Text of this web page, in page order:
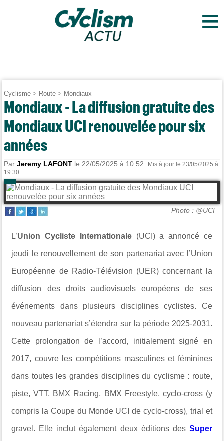
≡
Cyclisme > Route > Mondiaux
Mondiaux - La diffusion gratuite des
Mondiaux UCI renouvelée pour six
années
ParJeremy LAFONT le 22/05/2025 à 10:52.
Mis à jour le 23/05/2025 à
19:30.
Photo : @UCI
L’Union Cycliste Internationale (UCI) a annoncé ce
jeudi le renouvellement de son partenariat avec l’Union
Européenne de Radio-Télévision (UER) concernant la
diffusion des droits audiovisuels européens de ses
événements dans plusieurs disciplines cyclistes. Ce
nouveau partenariat s’étendra sur la période 2025-2031.
Cette prolongation de l’accord, initialement signé en
2017, couvre les compétitions masculines et féminines
dans toutes les grandes disciplines du cyclisme : route,
piste, VTT, BMX Racing, BMX Freestyle, cyclo-cross (y
compris la Coupe du Monde UCI de cyclo-cross), trial et
gravel. Elle inclut également deux éditions des Super